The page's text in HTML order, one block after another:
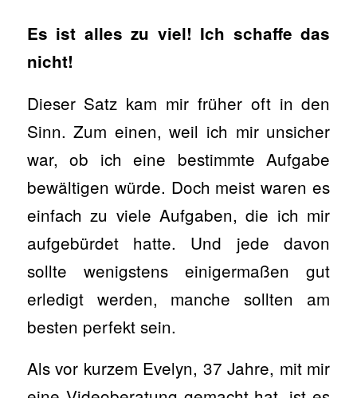
Es ist alles zu viel! Ich schaffe das
nicht!
Dieser Satz kam mir früher oft in den
Sinn. Zum einen, weil ich mir unsicher
war, ob ich eine bestimmte Aufgabe
bewältigen würde. Doch meist waren es
einfach zu viele Aufgaben, die ich mir
aufgebürdet hatte. Und jede davon
sollte wenigstens einigermaßen gut
erledigt werden, manche sollten am
besten perfekt sein.
Als vor kurzem Evelyn, 37 Jahre, mit mir